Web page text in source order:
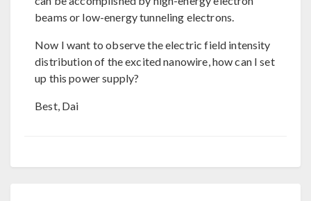
beams or low-energy tunneling electrons.
Now I want to observe the electric field intensity
distribution of the excited nanowire, how can I set
up this power supply?
Best, Dai